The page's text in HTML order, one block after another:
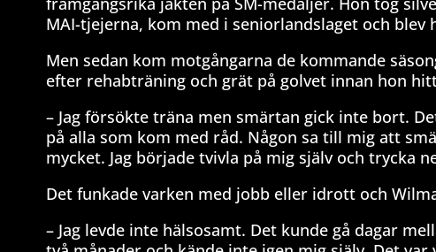
MAI-tjejerna, kom med i seniorlandslaget och blev
Men sedan kom motgångarna de kommande
efter rehabträning och grät på golvet innan hon
– Jag försökte träna men smärtan gick inte bort.
på alla som kom med råd. Någon sa till mig att
mycket. Jag började tvivla på mig själv och trycka
Det funkade varken med jobb eller idrott och
– Jag levde inte hälsosamt. Det kunde gå dagar